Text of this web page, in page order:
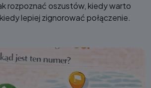
rozpoznać oszustów, kiedy warto
lepiej zignorować połączenie.